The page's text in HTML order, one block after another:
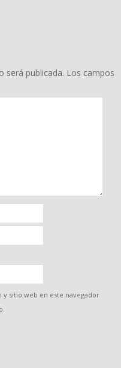
será publicada. Los campos
sitio web en este navegador